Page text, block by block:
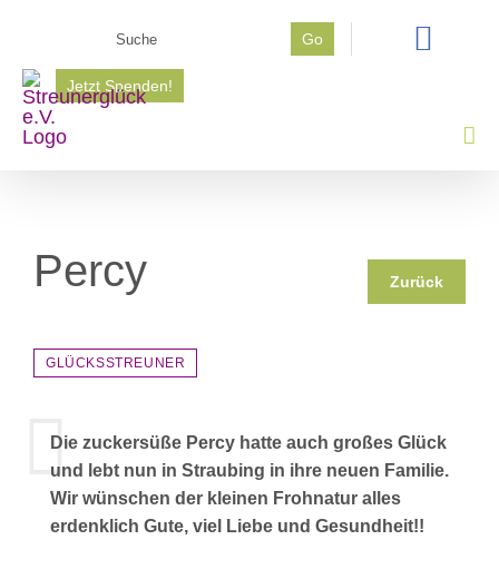
springen
Go
Jetzt Spenden!
Percy Zurück
GLÜCKSSTREUNER
Die zuckersüße Percy hatte auch großes Glück
und lebt nun in Straubing in ihre neuen Familie.
Wir wünschen der kleinen Frohnatur alles
erdenklich Gute, viel Liebe und Gesundheit!!